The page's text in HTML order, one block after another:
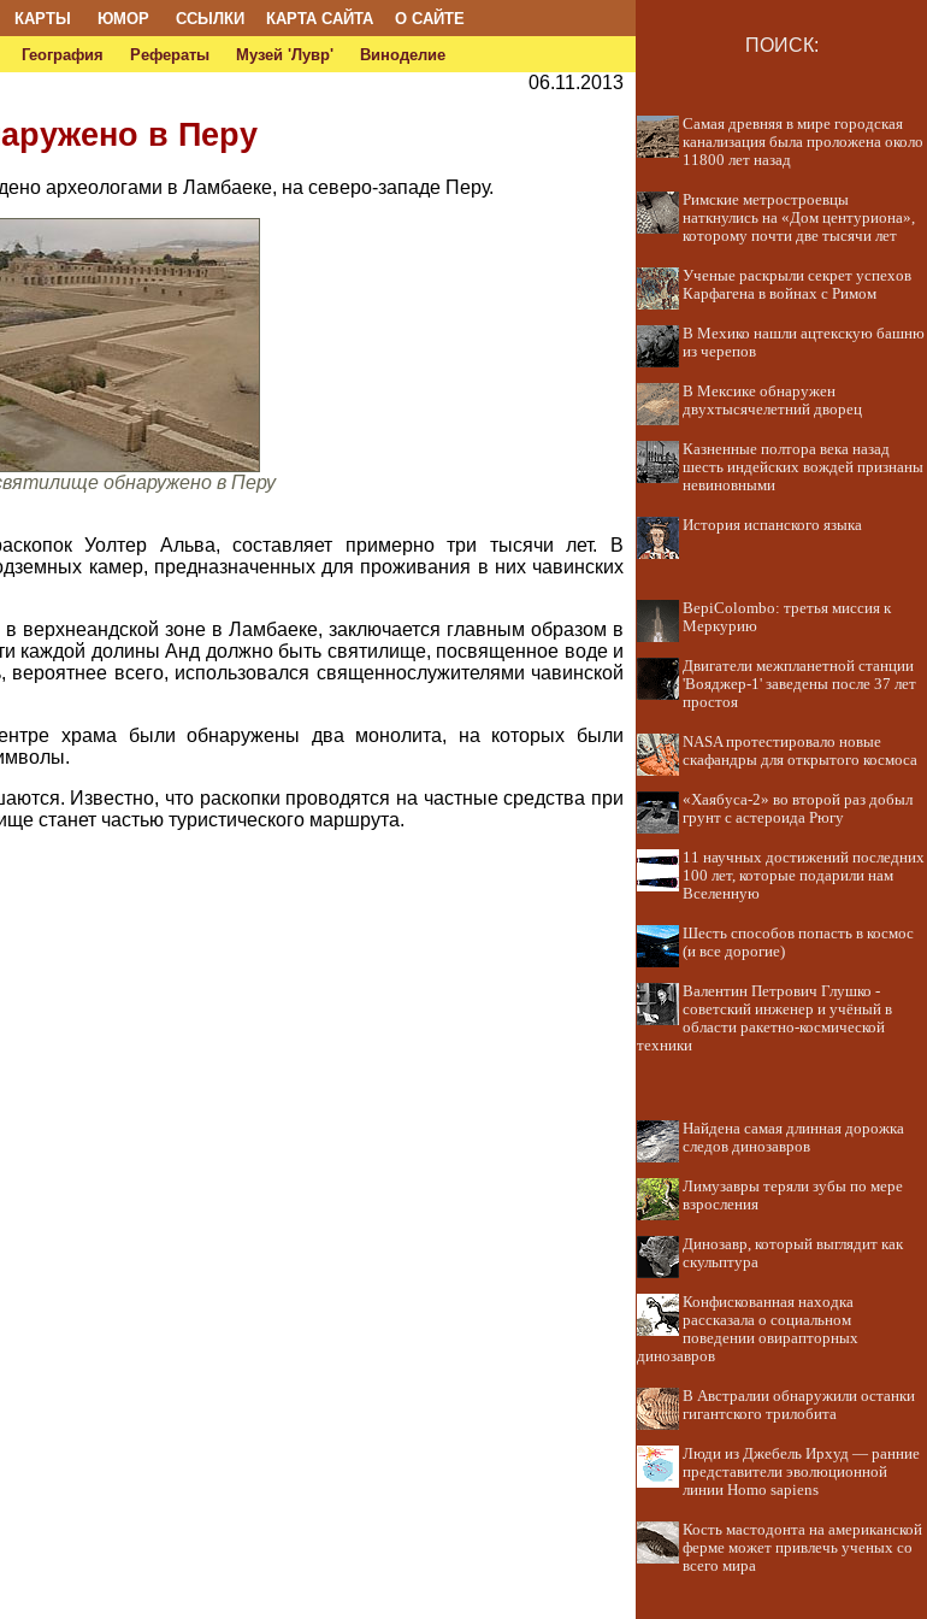
КАРТЫ ЮМОР ССЫЛКИ КАРТА САЙТА
О САЙТЕ
География Рефераты Музей 'Лувр' Виноделие ПОИСК:
06.11.2013
в Перу
археологами в Ламбаеке, на северо-западе Перу.
обнаружено в Перу
Уолтер Альва, составляет примерно три тысячи лет. В
камер, предназначенных для проживания в них чавинских
верхнеандской зоне в Ламбаеке, заключается главным образом в
каждой долины Анд должно быть святилище, посвященное воде и
всего, использовался священнослужителями чавинской
храма были обнаружены два монолита, на которых были
Известно, что раскопки проводятся на частные средства при
станет частью туристического маршрута.
Самая древняя в мире городская
канализация была проложена около
11800 лет назад
Римские метростроевцы
наткнулись на «Дом центуриона»,
которому почти две тысячи лет
Ученые раскрыли секрет успехов
Карфагена в войнах с Римом
В Мехико нашли ацтекскую башню
из черепов
В Мексике обнаружен
двухтысячелетний дворец
Казненные полтора века назад
шесть индейских вождей признаны
невиновными
История испанского языка
BepiColombo: третья миссия к
Меркурию
Двигатели межпланетной станции
'Вояджер-1' заведены после 37 лет
простоя
NASA протестировало новые
скафандры для открытого космоса
«Хаябуса-2» во второй раз добыл
грунт с астероида Рюгу
11 научных достижений последних
100 лет, которые подарили нам
Вселенную
Шесть способов попасть в космос
(и все дорогие)
Валентин Петрович Глушко -
советский инженер и учёный в
области ракетно-космической
техники
Найдена самая длинная дорожка
следов динозавров
Лимузавры теряли зубы по мере
взросления
Динозавр, который выглядит как
скульптура
Конфискованная находка
рассказала о социальном
поведении овирапторных
динозавров
В Австралии обнаружили останки
гигантского трилобита
Люди из Джебель Ирхуд — ранние
представители эволюционной
линии Homo sapiens
Кость мастодонта на американской
ферме может привлечь ученых со
всего мира